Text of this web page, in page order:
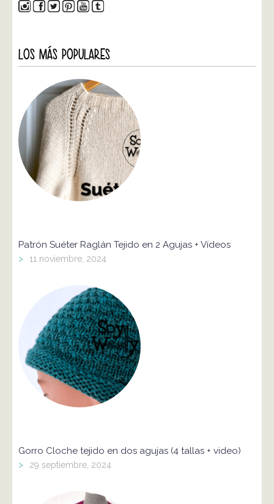
LOS MÁS POPULARES
Patrón Suéter Raglán Tejido en 2 Agujas + Vídeos
> 11 noviembre, 2024
Gorro Cloche tejido en dos agujas (4 tallas + video)
> 29 septiembre, 2024